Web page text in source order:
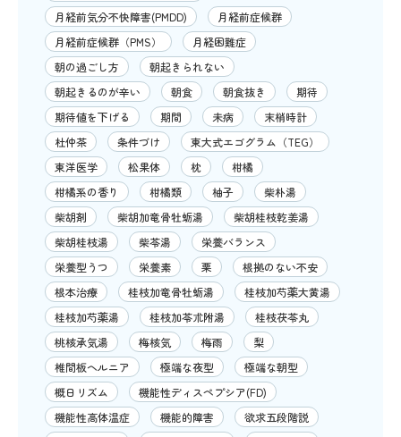
月経前気分不快障害(PMDD)
月経前症候群
月経前症候群（PMS）
月経困難症
朝の過ごし方
朝起きられない
朝起きるのが辛い
朝食 朝食抜き
期待
期待値を下げる
期間 未病
末梢時計
杜仲茶
条件づけ
東大式エゴグラム（TEG）
東洋医学
松果体 枕
柑橘
柑橘系の香り
柑橘類 柚子
柴朴湯
柴胡剤
柴胡加竜骨牡蛎湯
柴胡桂枝乾姜湯
柴胡桂枝湯
柴苓湯
栄養バランス
栄養型うつ
栄養素 栗
根拠のない不安
根本治療
桂枝加竜骨牡蛎湯
桂枝加芍薬大黄湯
桂枝加芍薬湯
桂枝加苓朮附湯
桂枝茯苓丸
桃核承気湯
梅核気 梅雨
梨
椎間板ヘルニア
極端な夜型
極端な朝型
概日リズム
機能性ディスペプシア(FD)
機能性高体温症
機能的障害
欲求五段階説